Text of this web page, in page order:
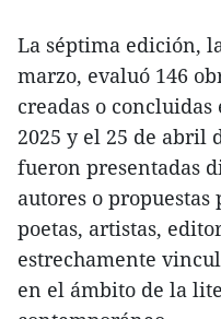
La séptima edición,
marzo, evaluó 146
creadas o
2025 y el 25 de abril
fueron presentadas
autores o
poetas, artistas,
estrechamente
en el ámbito de la